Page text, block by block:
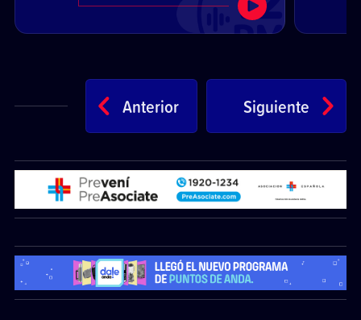
Anterior Siguiente